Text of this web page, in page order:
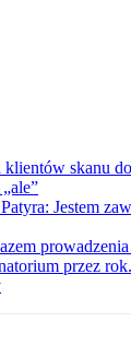
skanu
Jestem
przez